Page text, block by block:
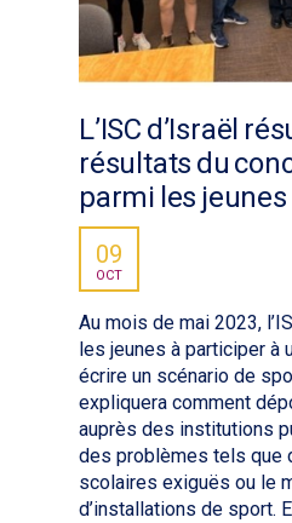
L’ISC d’Israël
résultats du
parmi les
09
OCT
Au mois de mai 2023,
les jeunes à participer à
écrire un scénario de
expliquera comment
auprès des institutions
des problèmes tels que
scolaires exiguës ou le
d’installations de sport.